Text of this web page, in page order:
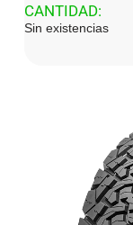
CANTIDAD:
Sin existencias